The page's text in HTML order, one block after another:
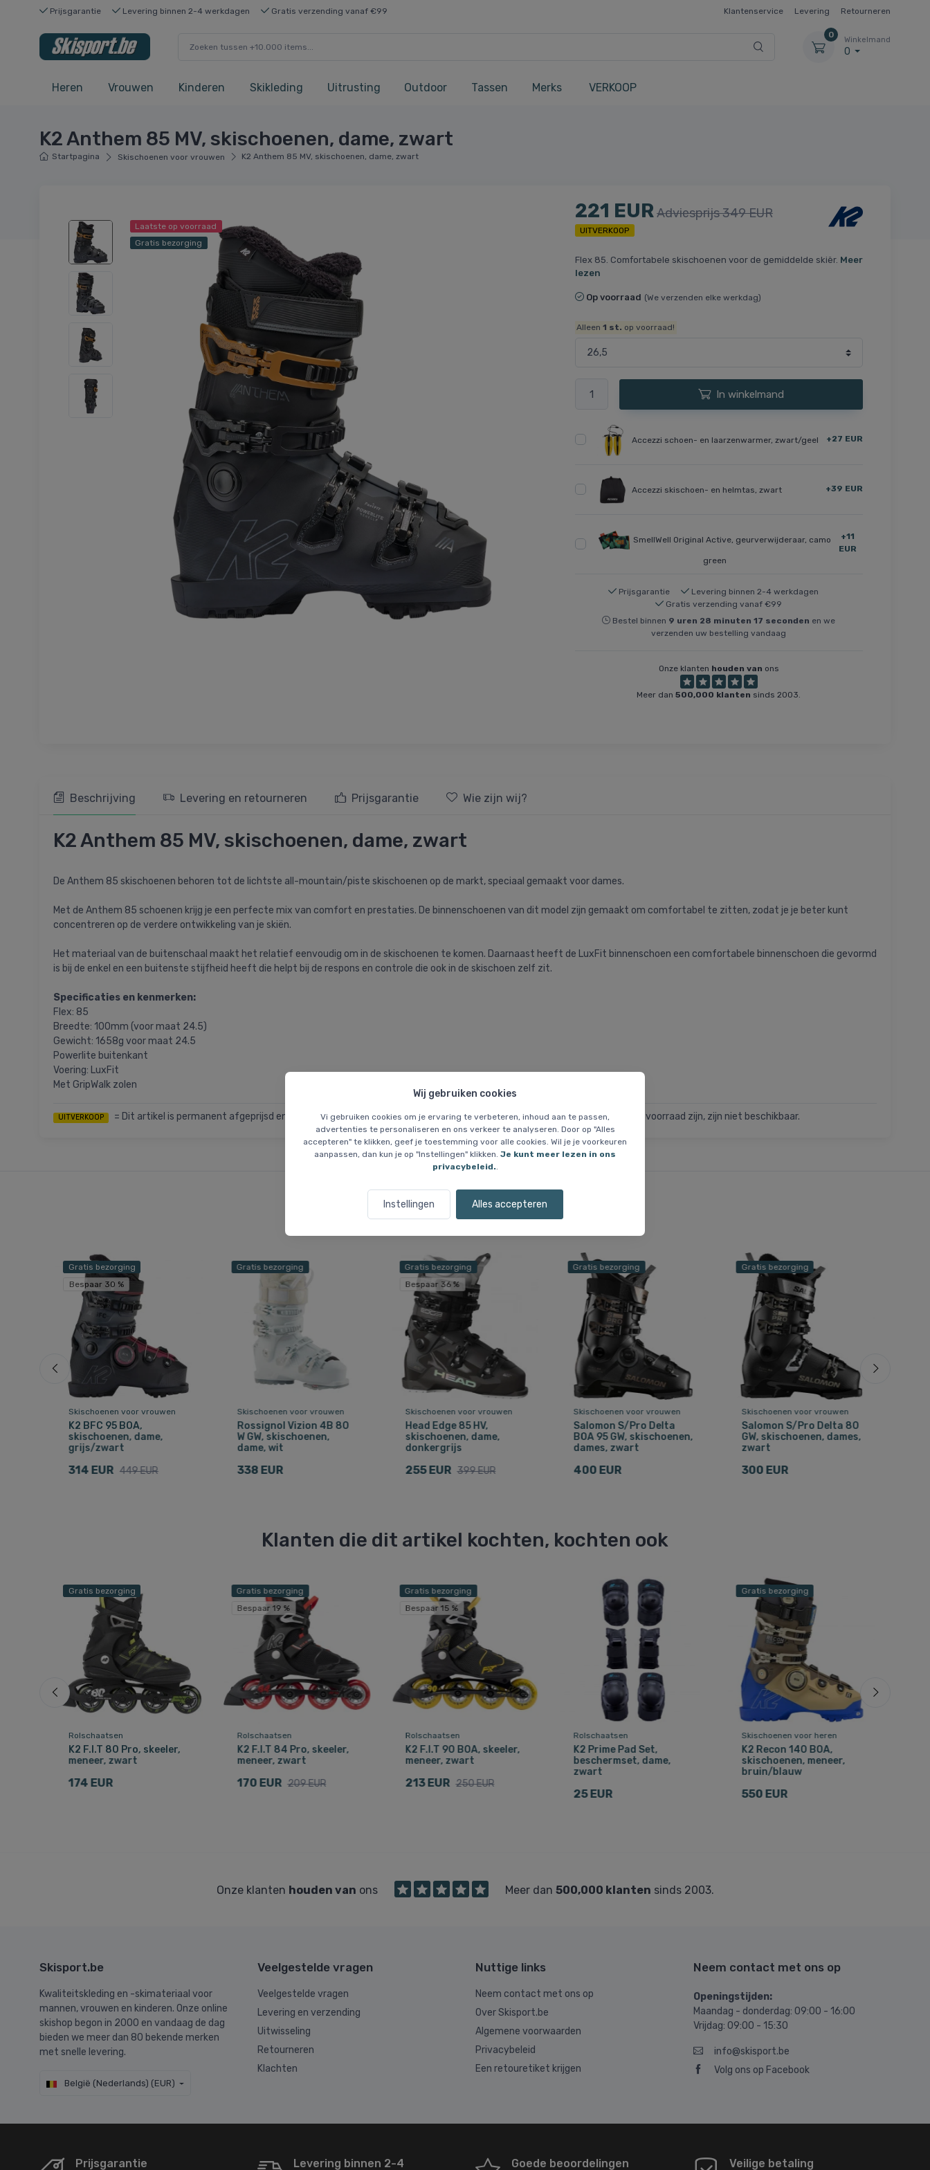
Wij gebruiken cookies
Vi gebruiken cookies om je ervaring te verbeteren, inhoud aan te passen,
advertenties te personaliseren en ons verkeer te analyseren. Door op "Alles
accepteren" te klikken, geef je toestemming voor alle cookies. Wil je je voorkeuren
aanpassen, dan kun je op "Instellingen" klikken. Je kunt meer lezen in ons
privacybeleid.
Instellingen Alles accepteren
Prijsgarantie Levering binnen 2-4 werkdagen Gratis verzending vanaf €99 Klantenservice Levering Retourneren
0
Winkelmand
0
Heren Vrouwen Kinderen Skikleding Uitrusting Outdoor Tassen Merks VERKOOP
K2 Anthem 85 MV, skischoenen, dame, zwart
Startpagina Skischoenen voor vrouwen K2 Anthem 85 MV, skischoenen, dame, zwart
Laatste op voorraad
Gratis bezorging
221 EURAdviesprijs 349 EUR
UITVERKOOP
Flex 85. Comfortabele skischoenen voor de gemiddelde skiër. Meer
lezen
Op voorraad (We verzenden elke werkdag)
Alleen1 st. op voorraad!
In winkelmand
Accezzi schoen- en laarzenwarmer, zwart/geel +27 EUR
Accezzi skischoen- en helmtas, zwart +39 EUR
SmellWell Original Active, geurverwijderaar, camo
green
+11
EUR
Prijsgarantie
Levering binnen 2-4 werkdagen
Gratis verzending vanaf €99
Bestel binnen 9 uren 28 minuten 16 seconden en we
verzenden uw bestelling vandaag
Onze klanten houden van ons
Meer dan500,000 klanten sinds 2003.
Beschrijving Levering en retourneren Prijsgarantie Wie zijn wij?
K2 Anthem 85 MV, skischoenen, dame, zwart
De Anthem 85 skischoenen behoren tot de lichtste all-mountain/piste skischoenen op de markt, speciaal gemaakt voor dames.
Met de Anthem 85 schoenen krijg je een perfecte mix van comfort en prestaties. De binnenschoenen van dit model zijn gemaakt om comfortabel te zitten, zodat je je beter kunt
concentreren op de verdere ontwikkeling van je skiën.
Het materiaal van de buitenschaal maakt het relatief eenvoudig om in de skischoenen te komen. Daarnaast heeft de LuxFit binnenschoen een comfortabele binnenschoen die gevormd
is bij de enkel en een buitenste stijfheid heeft die helpt bij de respons en controle die ook in de skischoen zelf zit.
Specificaties en kenmerken:
Flex: 85
Breedte: 100mm (voor maat 24.5)
Gewicht: 1658g voor maat 24.5
Powerlite buitenkant
Voering: LuxFit
Met GripWalk zolen
UITVERKOOP = Dit artikel is permanent afgeprijsd en we krijgen er geen meer als de huidige voorraad is uitverkocht. Maten die niet op voorraad zijn, zijn niet beschikbaar.
Vergelijkbare items
Gratis bezorging
Bespaar 30 %
Skischoenen voor vrouwen
K2 BFC 95 BOA,
skischoenen, dame,
grijs/zwart
314 EUR 449 EUR
Gratis bezorging
Skischoenen voor vrouwen
Rossignol Vizion 4B 80
W GW, skischoenen,
dame, wit
338 EUR
Gratis bezorging
Bespaar 36 %
Skischoenen voor vrouwen
Head Edge 85 HV,
skischoenen, dame,
donkergrijs
255 EUR 399 EUR
Gratis bezorging
Skischoenen voor vrouwen
Salomon S/Pro Delta
BOA 95 GW, skischoenen,
dames, zwart
400 EUR
Gratis bezorging
Skischoenen voor vrouwen
Salomon S/Pro Delta 80
GW, skischoenen, dames,
zwart
300 EUR
Klanten die dit artikel kochten, kochten ook
Gratis bezorging
Rolschaatsen
K2 F.I.T 80 Pro, skeeler,
meneer, zwart
174 EUR
Gratis bezorging
Bespaar 19 %
Rolschaatsen
K2 F.I.T 84 Pro, skeeler,
meneer, zwart
170 EUR 209 EUR
Gratis bezorging
Bespaar 15 %
Rolschaatsen
K2 F.I.T 90 BOA, skeeler,
meneer, zwart
213 EUR 250 EUR
Rolschaatsen
K2 Prime Pad Set,
beschermset, dame,
zwart
25 EUR
Gratis bezorging
Skischoenen voor heren
K2 Recon 140 BOA,
skischoenen, meneer,
bruin/blauw
550 EUR
Onze klanten houden van ons Meer dan 500,000 klanten sinds 2003.
Skisport.be
Kwaliteitskleding en -skimateriaal voor
mannen, vrouwen en kinderen. Onze online
skishop begon in 2000 en vandaag de dag
bieden we meer dan 80 bekende merken
met snelle levering.
België (Nederlands) (EUR)
Veelgestelde vragen
Veelgestelde vragen
Levering en verzending
Uitwisseling
Retourneren
Klachten
Nuttige links
Neem contact met ons op
Over Skisport.be
Algemene voorwaarden
Privacybeleid
Een retouretiket krijgen
Neem contact met ons op
Openingstijden:
Maandag - donderdag: 09:00 - 16:00
Vrijdag: 09:00 - 15:30
info@skisport.be
Volg ons op Facebook
Prijsgarantie
Levering binnen 2-4
Goede beoordelingen Veilige betaling